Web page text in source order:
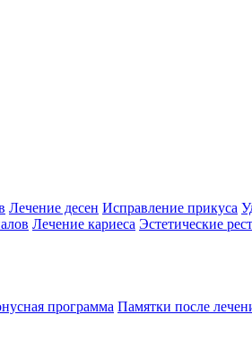
Лечение десен Исправление прикуса
Лечение кариеса Эстетические
программа Памятки после